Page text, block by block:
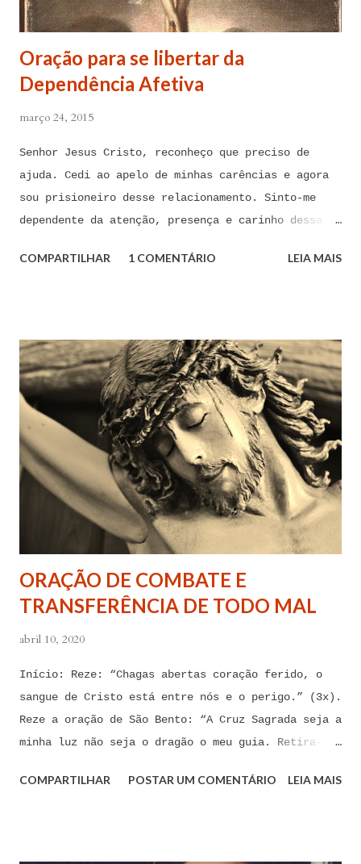
Oração para se libertar da
Dependência Afetiva
março 24, 2015
Senhor Jesus Cristo, reconheço que preciso de
ajuda. Cedi ao apelo de minhas carências e agora
sou prisioneiro desse relacionamento. Sinto-me
dependente da atenção, presença e carinho dessa
para me libertar da influência dessas tentações. A
tentação me venceu. E confesso a minha culpa por
ter cedido às suas insinuações me deixando
envolver. Mas, neste momento, eu me agarro com
todas as minhas forças ao poder de Tua Santa Cruz.
Jesus, eu suplico que o Senhor ordene a todas as
forças espirituais malignas que me amarram e
atormentam por meio desses sentimentos para que se
afastem de mim juntamente com todas as suas
tentações. Senhor Jesus, a partir de agora eu não
de impotência, de apego, de escravidão
sentimental, de devassidão, de adultério, de
COMPARTILHAR 1 COMENTÁRIO LEIA MAIS
ORAÇÃO DE COMBATE E
TRANSFERÊNCIA DE TODO MAL
abril 10, 2020
Início: Reze: “Chagas abertas coração ferido, o
sangue de Cristo está entre nós e o perigo.” (3x).
Reze a oração de São Bento: “A Cruz Sagrada seja a
minha luz não seja o dragão o meu guia. Retira-te
que me ofereces, bebe tu mesmo o teu veneno.” Reze
COMPARTILHAR POSTAR UM COMENTÁRIO LEIA MAIS